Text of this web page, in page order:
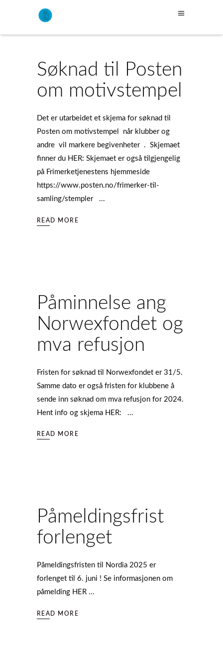
Søknad til Posten
om motivstempel
Det er utarbeidet et skjema for søknad til
Posten om motivstempel når klubber og
andre vil markere begivenheter . Skjemaet
finner du HER: Skjemaet er også tilgjengelig
på Frimerketjenestens hjemmeside
https://www.posten.no/frimerker-til-
samling/stempler
READ MORE
Påminnelse ang
Norwexfondet og
mva refusjon
Fristen for søknad til Norwexfondet er 31/5.
Samme dato er også fristen for klubbene å
sende inn søknad om mva refusjon for 2024.
Hent info og skjema HER:
READ MORE
Påmeldingsfrist
forlenget
Påmeldingsfristen til Nordia 2025 er
forlenget til 6. juni ! Se informasjonen om
påmelding HER
READ MORE